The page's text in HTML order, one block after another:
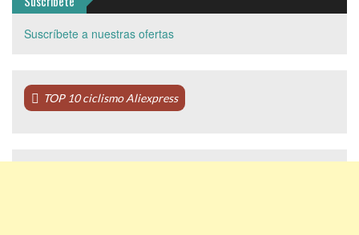
Suscríbete a nuestras ofertas
TOP 10 ciclismo Aliexpress